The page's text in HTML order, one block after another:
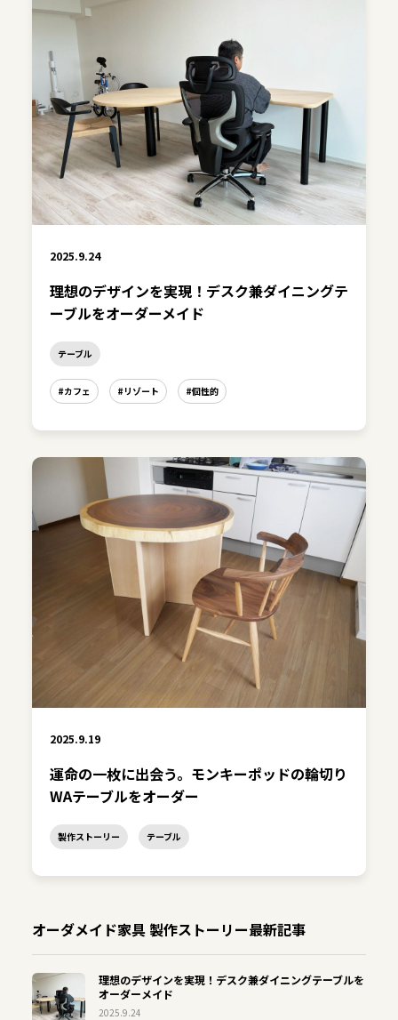
2025.9.24
理想のデザインを実現！デスク兼ダイニングテ
ーブルをオーダーメイド
テーブル
#カフェ #リゾート #個性的
2025.9.19
運命の一枚に出会う。モンキーポッドの輪切り
WAテーブルをオーダー
製作ストーリー テーブル
オーダメイド家具 製作ストーリー最新記事
理想のデザインを実現！デスク兼ダイニングテーブルを
オーダーメイド
2025.9.24